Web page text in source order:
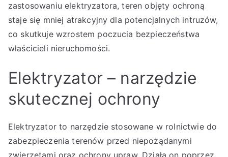
zastosowaniu elektryzatora, teren objęty ochroną
staje się mniej atrakcyjny dla potencjalnych intruzów,
co skutkuje wzrostem poczucia bezpieczeństwa
właścicieli nieruchomości.
Elektryzator – narzędzie
skutecznej ochrony
Elektryzator to narzędzie stosowane w rolnictwie do
zabezpieczenia terenów przed niepożądanymi
zwierzętami oraz ochrony upraw. Działa on poprzez